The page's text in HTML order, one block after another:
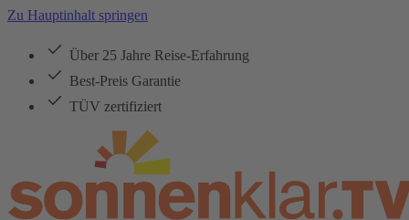
Zu Hauptinhalt springen
Über 25 Jahre Reise-Erfahrung
Best-Preis Garantie
TÜV zertifiziert